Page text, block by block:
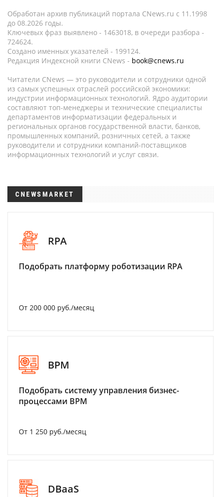
Обработан архив публикаций портала CNews.ru c 11.1998
до 08.2026 годы.
Ключевых фраз выявлено - 1463018, в очереди разбора -
724624.
Создано именных указателей - 199124.
Редакция Индексной книги CNews - book@cnews.ru
Читатели CNews — это руководители и сотрудники одной
из самых успешных отраслей российской экономики:
индустрии информационных технологий. Ядро аудитории
составляют топ-менеджеры и технические специалисты
департаментов информатизации федеральных и
региональных органов государственной власти, банков,
промышленных компаний, розничных сетей, а также
руководители и сотрудники компаний-поставщиков
информационных технологий и услуг связи.
CNEWSMARKET
RPA
Подобрать платформу роботизации RPA
От 200 000 руб./месяц
BPM
Подобрать систему управления бизнес-
процессами BPM
От 1 250 руб./месяц
DBaaS